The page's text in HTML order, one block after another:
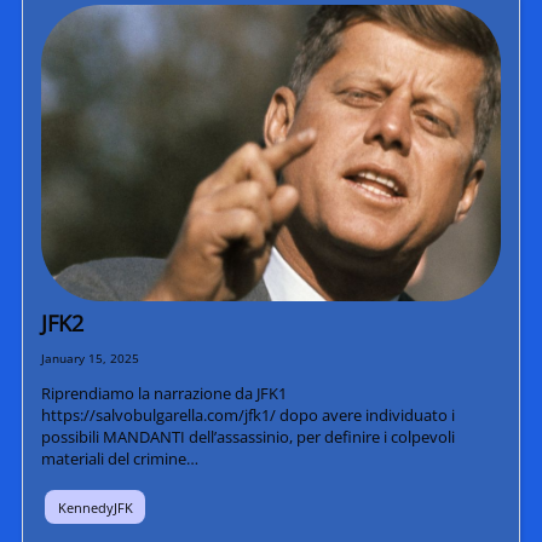
DeclassificatiNC
Turismo Progetti
Projects Missions
JFK2
January 15, 2025
Riprendiamo la narrazione da JFK1
https://salvobulgarella.com/jfk1/ dopo avere individuato i
possibili MANDANTI dell’assassinio, per definire i colpevoli
materiali del crimine…
KennedyJFK